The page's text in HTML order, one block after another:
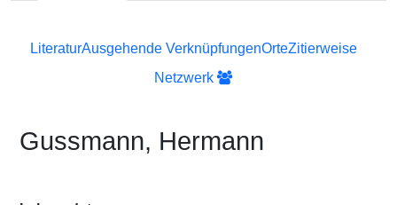
LiteraturAusgehende VerknüpfungenOrteZitierweise
Netzwerk
Gussmann, Hermann